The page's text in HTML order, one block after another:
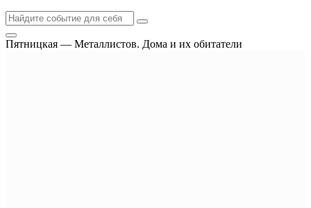
Пятницкая — Металлистов. Дома и их обитатели